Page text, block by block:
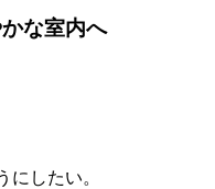
な室内へ
にしたい。